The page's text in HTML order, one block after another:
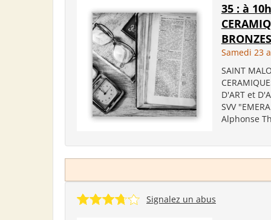
35 : à
Samedi 23
SAINT
D'ART et
SVV
Alphonse
Signalez un abus